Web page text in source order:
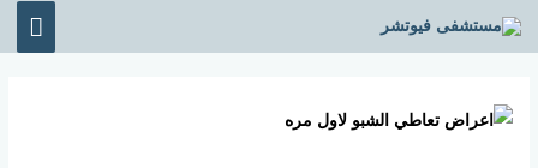
تخطي
إلى
navigation